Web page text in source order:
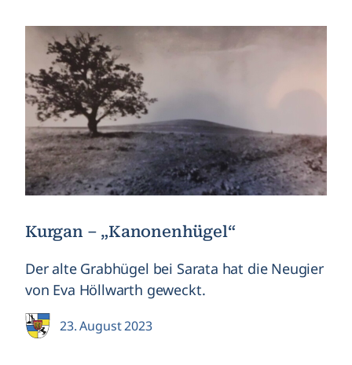
Kurgan – „Kanonenhügel“
Der alte Grabhügel bei Sarata hat die Neugier
von Eva Höllwarth geweckt.
23. August 2023